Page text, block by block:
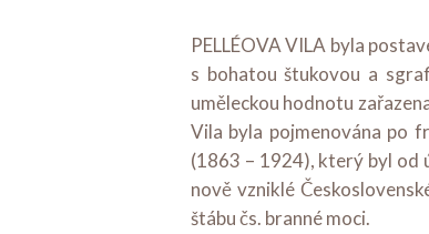
PELLÉOVA VILA byla
s bohatou štukovou a
uměleckou hodnotu
Vila byla pojmenována po
(1863 – 1924), který byl od
nově vzniklé
štábu čs. branné moci.